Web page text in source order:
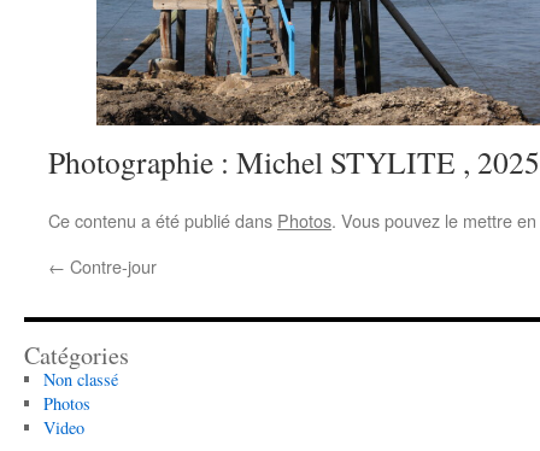
Photographie : Michel STYLITE ,
Ce contenu a été publié dans Photos. Vous pouvez le mettre
← Contre-jour
Catégories
Non classé
Photos
Video